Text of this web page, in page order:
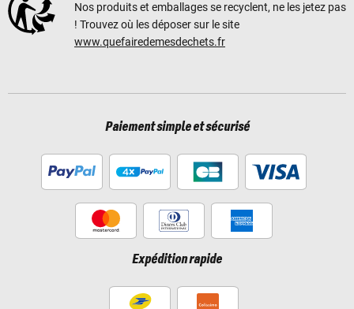
Nos produits et emballages se recyclent, ne les jetez pas
! Trouvez où les déposer sur le site
www.quefairedemesdechets.fr
Paiement simple et sécurisé
Expédition rapide